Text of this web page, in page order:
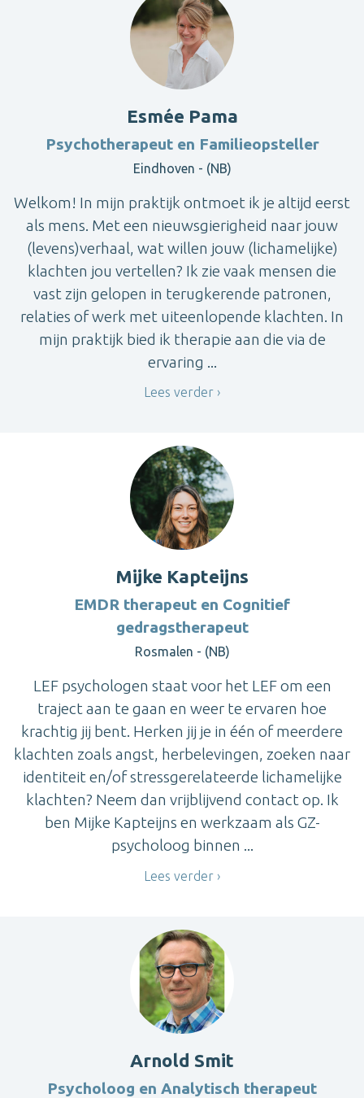
Esmée Pama
Psychotherapeut en Familieopsteller
Eindhoven - (NB)
Welkom! In mijn praktijk ontmoet ik je altijd eerst
als mens. Met een nieuwsgierigheid naar jouw
(levens)verhaal, wat willen jouw (lichamelijke)
klachten jou vertellen? Ik zie vaak mensen die
vast zijn gelopen in terugkerende patronen,
relaties of werk met uiteenlopende klachten. In
mijn praktijk bied ik therapie aan die via de
ervaring ...
Lees verder
Mijke Kapteijns
EMDR therapeut en Cognitief
gedragstherapeut
Rosmalen - (NB)
LEF psychologen staat voor het LEF om een
traject aan te gaan en weer te ervaren hoe
krachtig jij bent. Herken jij je in één of meerdere
klachten zoals angst, herbelevingen, zoeken naar
identiteit en/of stressgerelateerde lichamelijke
klachten? Neem dan vrijblijvend contact op. Ik
ben Mijke Kapteijns en werkzaam als GZ-
psycholoog binnen ...
Lees verder
Arnold Smit
Psycholoog en Analytisch therapeut